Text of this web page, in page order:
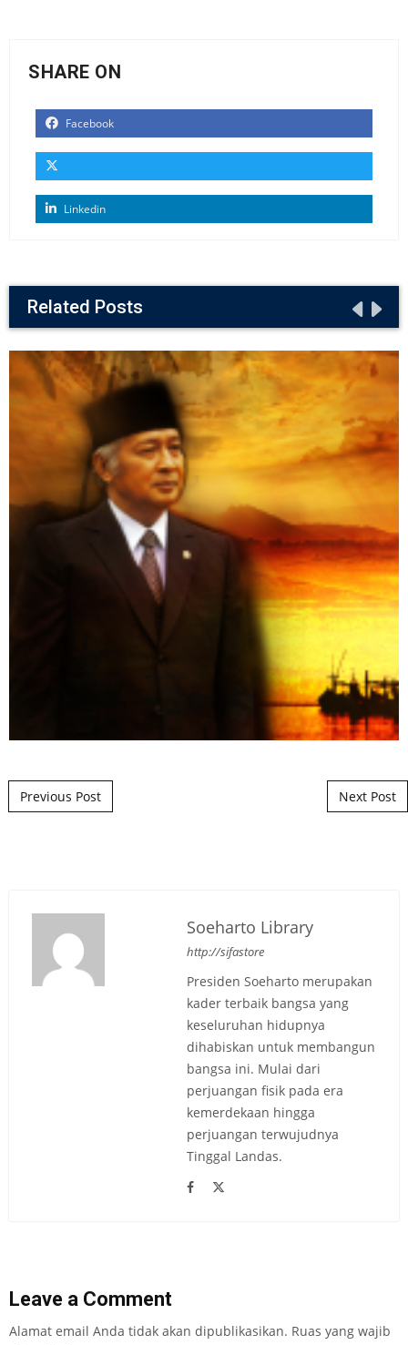
SHARE ON
Facebook
Linkedin
Related Posts
Post navigation
Previous Post Next Post
Soeharto Library
http://sifastore
Presiden Soeharto merupakan
kader terbaik bangsa yang
keseluruhan hidupnya
dihabiskan untuk membangun
bangsa ini. Mulai dari
perjuangan fisik pada era
kemerdekaan hingga
perjuangan terwujudnya
Tinggal Landas.
Leave a Comment
Alamat email Anda tidak akan dipublikasikan. Ruas yang wajib